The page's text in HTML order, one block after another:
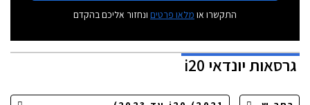
התקשרו או מלאו פרטים ונחזור אליכם בהקדם
גרסאותיונדאי i20